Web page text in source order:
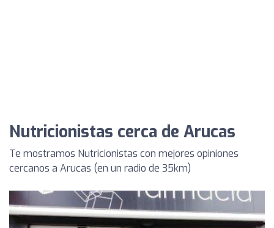
Nutricionistas cerca de Arucas
Te mostramos Nutricionistas con mejores opiniones
cercanos a Arucas (en un radio de 35km)